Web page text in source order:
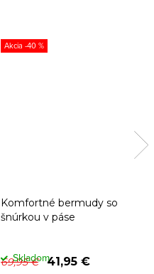
-40 %
Komfortné bermudy so
šnúrkou v páse
69,95 € 41,95 €
Skladom